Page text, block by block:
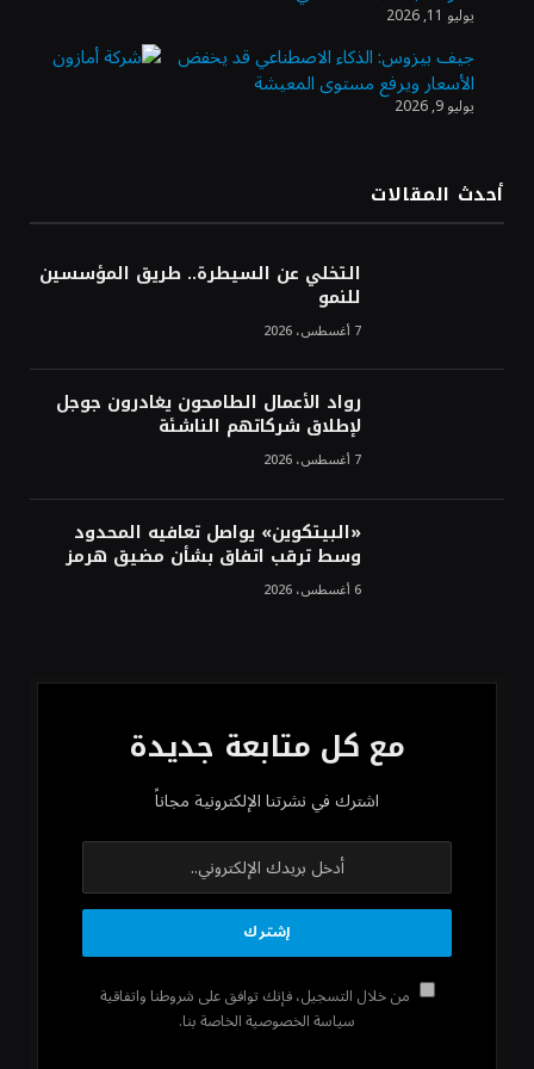
من تراجع الدولار
الدولار الأمريكي يتراجع قرب أدنى مستوياته
ترقب تطورات الوساطة بشأن الحرب
يوليو 11, 2026
جيف بيزوس: الذكاء الاصطناعي قد يخفض
الأسعار ويرفع مستوى المعيشة
يوليو 9, 2026
أحدث المقالات
التخلي عن السيطرة.. طريق المؤسسين
للنمو
7 أغسطس، 2026
رواد الأعمال الطامحون يغادرون جوجل
لإطلاق شركاتهم الناشئة
7 أغسطس، 2026
«البيتكوين» يواصل تعافيه المحدود
وسط ترقب اتفاق بشأن مضيق هرمز
6 أغسطس، 2026
مع كل متابعة جديدة
اشترك في نشرتنا الإلكترونية مجاناً
من خلال التسجيل، فإنك توافق على شروطنا واتفاقية
سياسة الخصوصية الخاصة بنا.